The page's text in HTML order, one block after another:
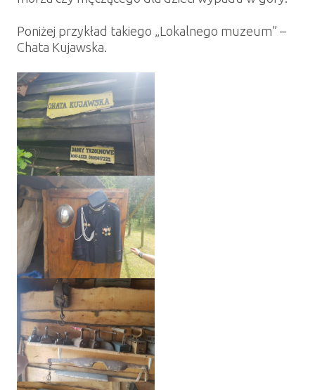
Poniżej przykład takiego „Lokalnego muzeum” –
Chata Kujawska.